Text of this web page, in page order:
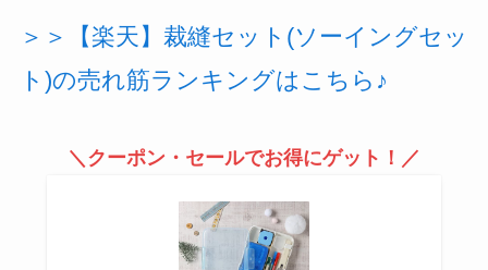
＞＞【楽天】裁縫セット(ソーイングセッ
ト)の売れ筋ランキングはこちら♪
＼クーポン・セールでお得にゲット！／